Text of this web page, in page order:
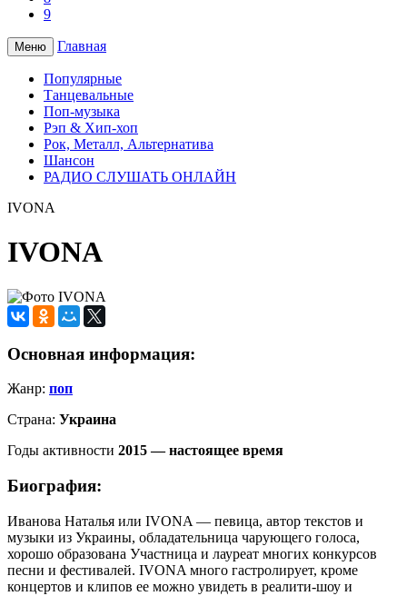
9
Меню Главная
Популярные
Танцевальные
Поп-музыка
Рэп & Хип-хоп
Рок, Металл, Альтернатива
Шансон
РАДИО СЛУШАТЬ ОНЛАЙН
IVONA
IVONA
Основная информация:
Жанр: поп
Страна: Украина
Годы активности 2015 — настоящее время
Биография:
Иванова Наталья или IVONA — певица, автор текстов и
музыки из Украины, обладательница чарующего голоса,
хорошо образована Участница и лауреат многих конкурсов
песни и фестивалей. IVONA много гастролирует, кроме
концертов и клипов ее можно увидеть в реалити-шоу и